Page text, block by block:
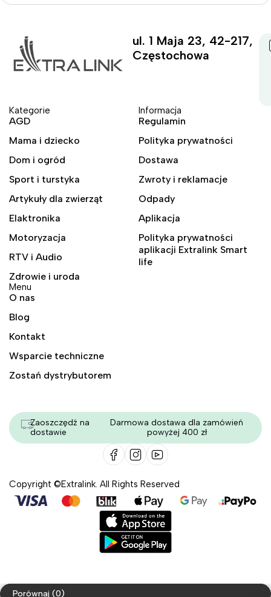
ul. 1 Maja 23, 42-217,
Częstochowa
Kategorie
AGD
Mama i dziecko
Dom i ogród
Sport i turstyka
Artykuły dla zwierząt
Elaktronika
Motoryzacja
RTV i Audio
Zdrowie i uroda
Informacja
Regulamin
Polityka prywatności
Dostawa
Zwroty i reklamacje
Odpady
Aplikacja
Polityka prywatności
aplikacji Extralink Smart
life
Menu
O nas
Blog
Kontakt
Wsparcie techniczne
Zostań dystrybutorem
Zaoszczędź na
dostawie
Darmowa dostawa dla zamówień
powyżej 400 zł
Copyright ©Extralink. All Rights Reserved
Porównaj (0)